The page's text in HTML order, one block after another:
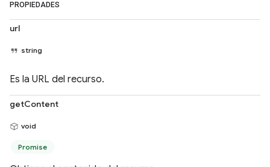
PROPIEDADES
url
string
Es la URL del recurso.
getContent
void
Promise